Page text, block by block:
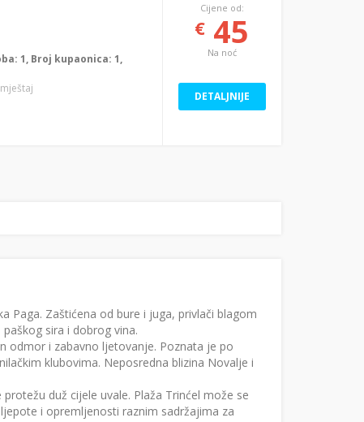
1, Broj kupaonica: 1,
Cijene od:
€ 45
Na noć
DETALJNIJE
Paga. Zaštićena od bure i juga, privlači blagom
sira i dobrog vina.
odmor i zabavno ljetovanje. Poznata je po
klubovima. Neposredna blizina Novalje i
duž cijele uvale. Plaža Trinćel može se
i opremljenosti raznim sadržajima za